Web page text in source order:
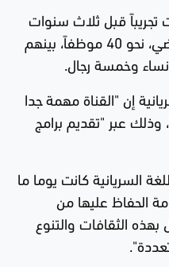
تجريباً قبل ثلاث سنوات
ورسمياً مطلع نيسان/ابريل الماضي، نحو 40 موظفاً، بينهم
وخمسة رجال.
إن "القناة مهمة جدا
وذلك عبر "تقديم برامج
30 عاماً "اللغة السريانية كانت يوما ما
الحفاظ عليها من
بهذه الثقافات والتنوع